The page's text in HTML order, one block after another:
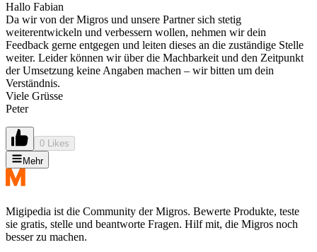
Hallo Fabian
Da wir von der Migros und unsere Partner sich stetig
weiterentwickeln und verbessern wollen, nehmen wir dein
Feedback gerne entgegen und leiten dieses an die zuständige Stelle
weiter. Leider können wir über die Machbarkeit und den Zeitpunkt
der Umsetzung keine Angaben machen – wir bitten um dein
Verständnis.
Viele Grüsse
Peter
0 Likes
Mehr
Migipedia ist die Community der Migros. Bewerte Produkte, teste
sie gratis, stelle und beantworte Fragen. Hilf mit, die Migros noch
besser zu machen.